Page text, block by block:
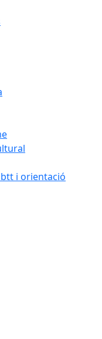
i orientació